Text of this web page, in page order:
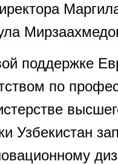
поддержке
по
Узбекистан